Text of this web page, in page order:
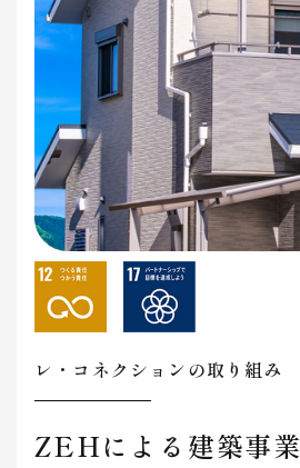
レ・コネクションの取り組み
ZEHによる建築事業